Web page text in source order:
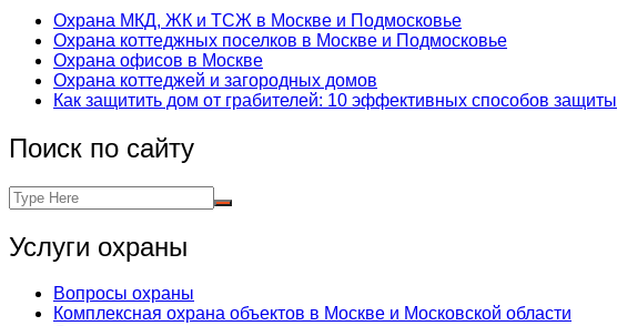
Охрана МКД, ЖК и ТСЖ в Москве и Подмосковье
Охрана коттеджных поселков в Москве и Подмосковье
Охрана офисов в Москве
Охрана коттеджей и загородных домов
Как защитить дом от грабителей: 10 эффективных способов защиты
Поиск по сайту
Услуги охраны
Вопросы охраны
Комплексная охрана объектов в Москве и Московской области